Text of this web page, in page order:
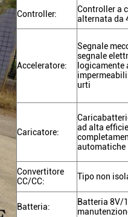
Controller:
Controller a
alternata da
Acceleratore:
Segnale
segnale
logicamente
urti
Caricatore:
ad alta
automatiche
Convertitore
CC/CC:
Tipo non
Batteria:
Batteria 8V/